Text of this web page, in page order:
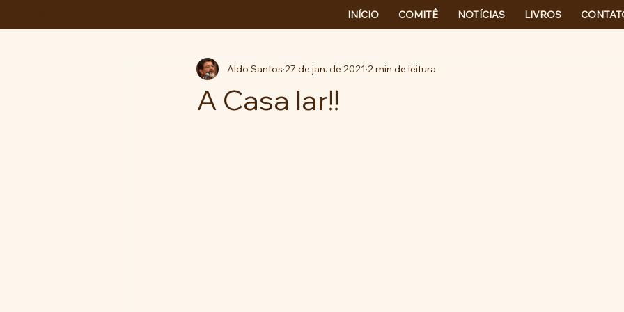
INÍCIO COMITÊ NOTÍCIAS LIVROS
A Casa lar!!
Aldo Santos 27 de jan. de 2021 2 min de leitura